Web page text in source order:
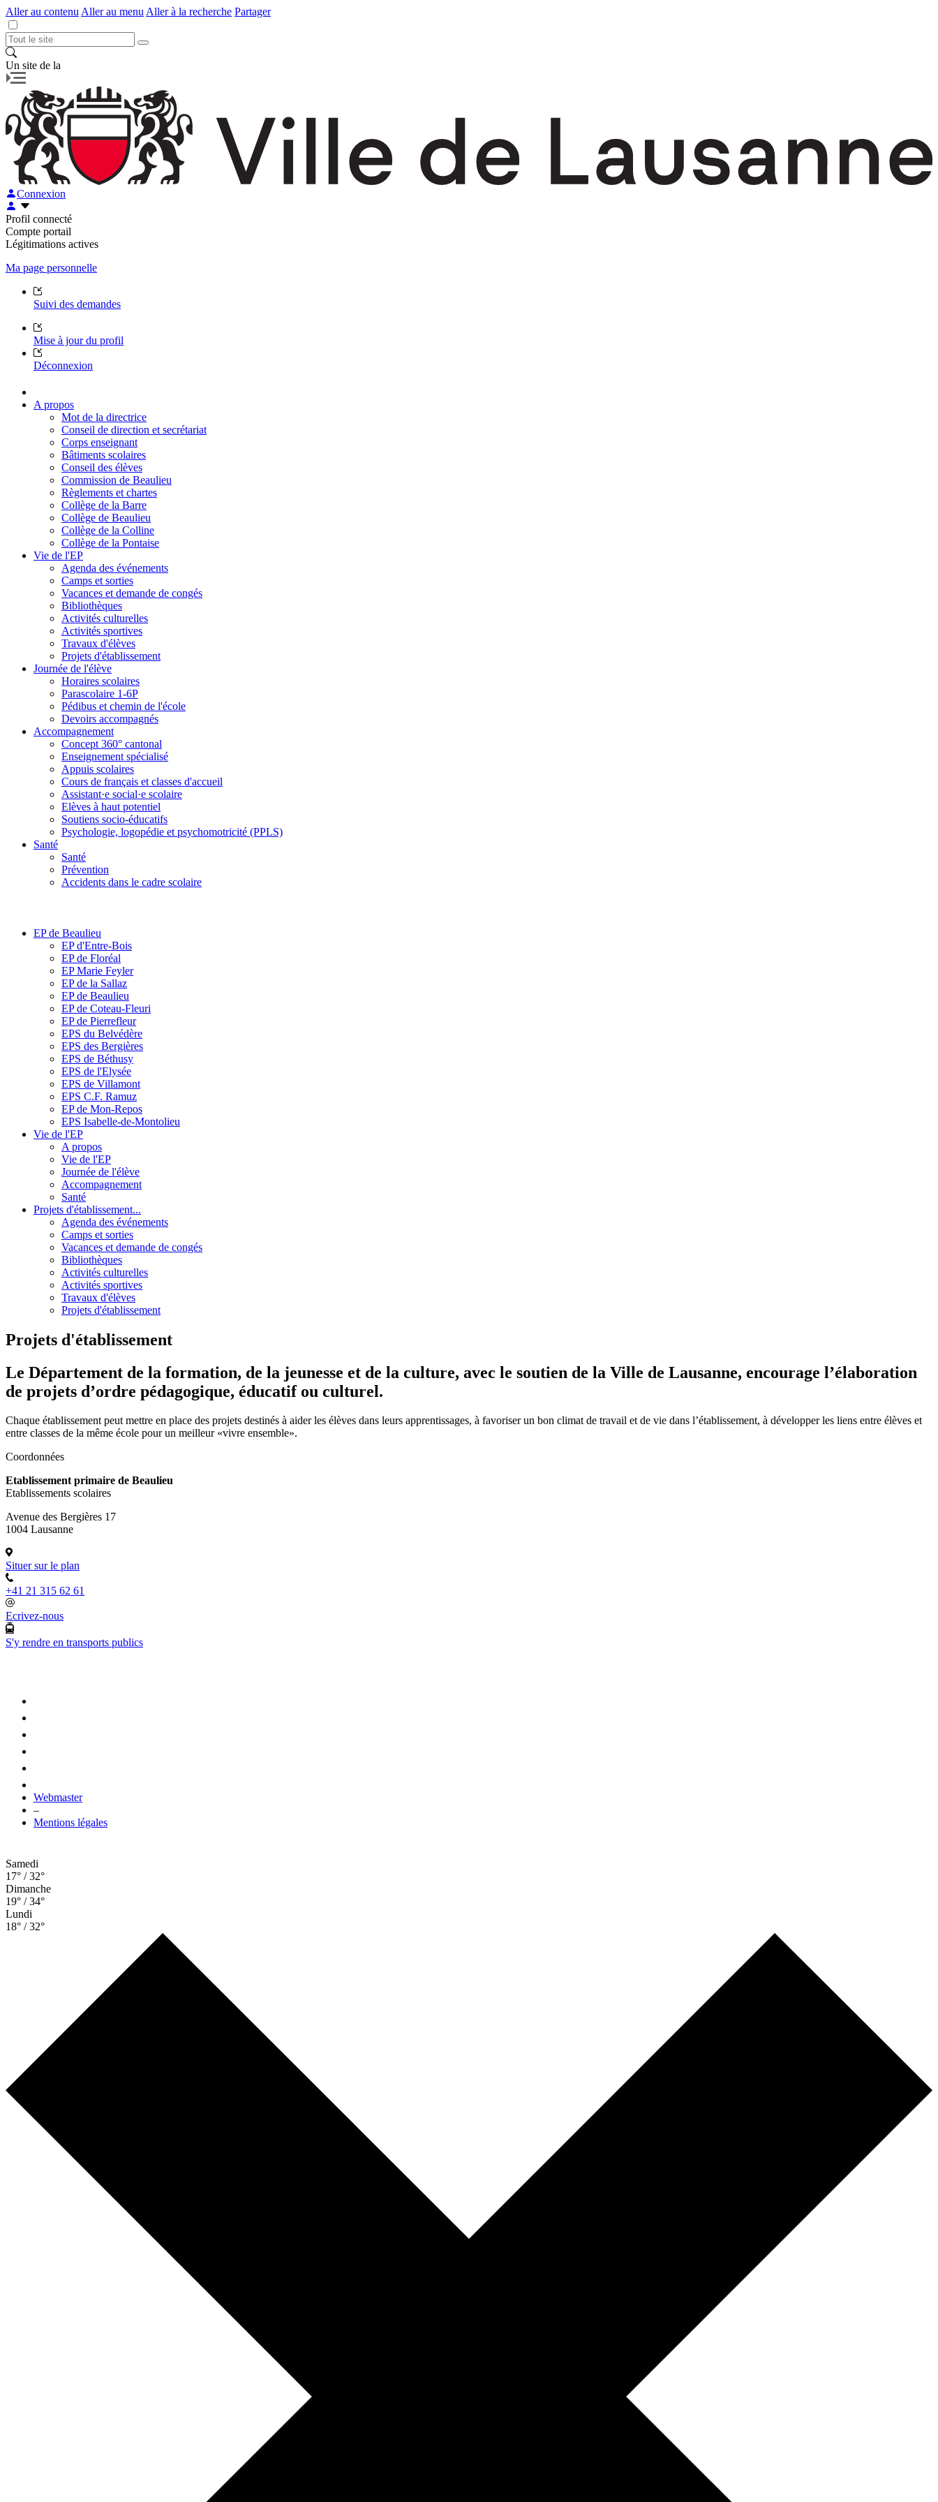
Aller au contenu Aller au menu Aller à la recherche Partager
Un site de la
Connexion
Profil connecté
Compte portail
Légitimations actives
Ma page personnelle
Suivi des demandes
Mise à jour du profil
Déconnexion
A propos
Mot de la directrice
Conseil de direction et secrétariat
Corps enseignant
Bâtiments scolaires
Conseil des élèves
Commission de Beaulieu
Règlements et chartes
Collège de la Barre
Collège de Beaulieu
Collège de la Colline
Collège de la Pontaise
Vie de l'EP
Agenda des événements
Camps et sorties
Vacances et demande de congés
Bibliothèques
Activités culturelles
Activités sportives
Travaux d'élèves
Projets d'établissement
Journée de l'élève
Horaires scolaires
Parascolaire 1-6P
Pédibus et chemin de l'école
Devoirs accompagnés
Accompagnement
Concept 360° cantonal
Enseignement spécialisé
Appuis scolaires
Cours de français et classes d'accueil
Assistant·e social·e scolaire
Elèves à haut potentiel
Soutiens socio-éducatifs
Psychologie, logopédie et psychomotricité (PPLS)
Santé
Santé
Prévention
Accidents dans le cadre scolaire
EP de Beaulieu
EP d'Entre-Bois
EP de Floréal
EP Marie Feyler
EP de la Sallaz
EP de Beaulieu
EP de Coteau-Fleuri
EP de Pierrefleur
EPS du Belvédère
EPS des Bergières
EPS de Béthusy
EPS de l'Elysée
EPS de Villamont
EPS C.F. Ramuz
EP de Mon-Repos
EPS Isabelle-de-Montolieu
Vie de l'EP
A propos
Vie de l'EP
Journée de l'élève
Accompagnement
Santé
Projets d'établissement...
Agenda des événements
Camps et sorties
Vacances et demande de congés
Bibliothèques
Activités culturelles
Activités sportives
Travaux d'élèves
Projets d'établissement
Projets d'établissement
Le Département de la formation, de la jeunesse et de la culture, avec le soutien de la Ville de Lausanne, encourage l’élaboration
de projets d’ordre pédagogique, éducatif ou culturel.
Chaque établissement peut mettre en place des projets destinés à aider les élèves dans leurs apprentissages, à favoriser un bon climat de travail et de vie dans l’établissement, à développer les liens entre élèves et
entre classes de la même école pour un meilleur «vivre ensemble».
Coordonnées
Etablissement primaire de Beaulieu
Etablissements scolaires
Avenue des Bergières 17
1004 Lausanne
Situer sur le plan
+41 21 315 62 61
Ecrivez-nous
S'y rendre en transports publics
Webmaster
–
Mentions légales
Samedi
17° / 32°
Dimanche
19° / 34°
Lundi
18° / 32°